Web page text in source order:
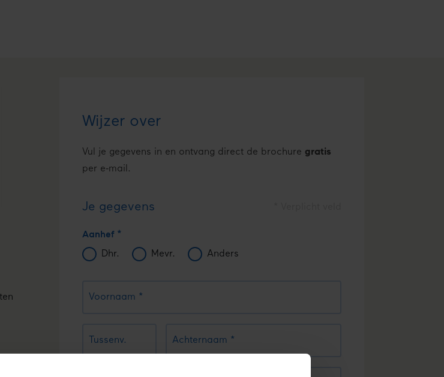
Wijzer over
Vul je gegevens in en ontvang direct de brochure gratis
per e‑mail.
Je gegevens
Aanhef
Dhr. Mevr. Anders
Voornaam
Tussenv. Achternaam